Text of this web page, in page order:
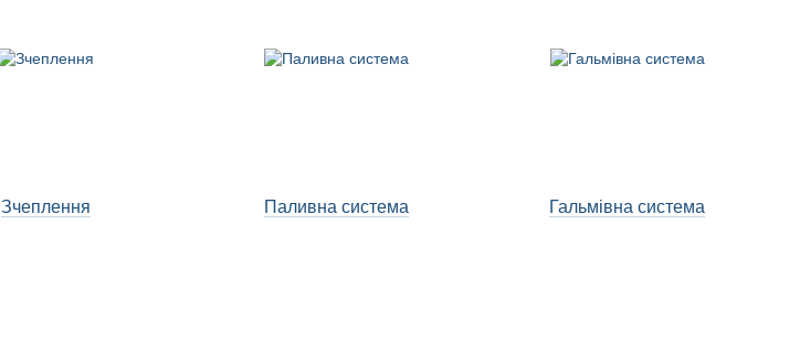
Зчеплення Паливна система Гальмівна система